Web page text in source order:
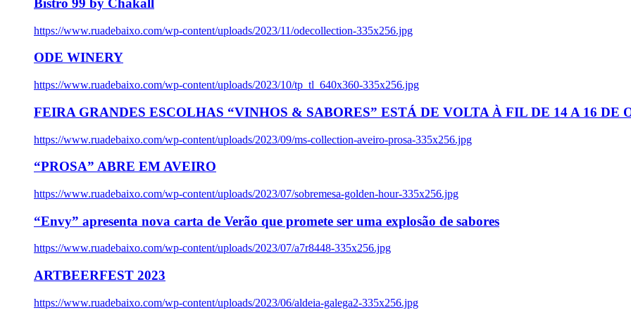
Bistro 99 by Chakall
https://www.ruadebaixo.com/wp-content/uploads/2023/11/odecollection-335x256.jpg
ODE WINERY
https://www.ruadebaixo.com/wp-content/uploads/2023/10/tp_tl_640x360-335x256.jpg
FEIRA GRANDES ESCOLHAS “VINHOS & SABORES” ESTÁ DE VOLTA À FIL DE 14 A 16 DE
https://www.ruadebaixo.com/wp-content/uploads/2023/09/ms-collection-aveiro-prosa-335x256.jpg
“PROSA” ABRE EM AVEIRO
https://www.ruadebaixo.com/wp-content/uploads/2023/07/sobremesa-golden-hour-335x256.jpg
“Envy” apresenta nova carta de Verão que promete ser uma explosão de sabores
https://www.ruadebaixo.com/wp-content/uploads/2023/07/a7r8448-335x256.jpg
ARTBEERFEST 2023
https://www.ruadebaixo.com/wp-content/uploads/2023/06/aldeia-galega2-335x256.jpg